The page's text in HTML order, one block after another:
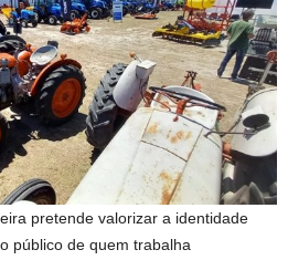
pretende valorizar a identidade
público de quem trabalha